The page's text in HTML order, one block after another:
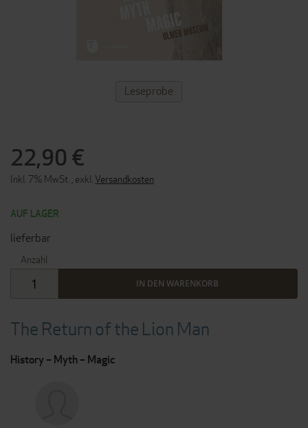
The Return of the Lion Man
History – Myth – Magic
22,90 €
Inkl. 7% MwSt. exkl. Versandkosten
AUF LAGER
lieferbar
Anzahl
IN DEN WARENKORB
ZUM
ANFANG
Leseprobe